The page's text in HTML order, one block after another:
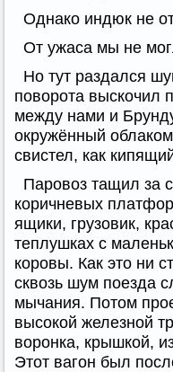
Однако индюк не
От ужаса мы не
Но тут раздался
поворота выскочил
между нами и
окружённый
свистел, как
Паровоз тащил за
коричневых
ящики, грузовик,
теплушках с
коровы. Как это ни
сквозь шум поезда
мычания. Потом
высокой железной
воронка, крышкой,
Этот вагон был